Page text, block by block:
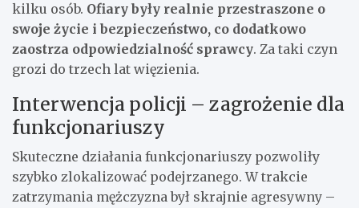
kilku osób. Ofiary były realnie przestraszone o
swoje życie i bezpieczeństwo, co dodatkowo
zaostrza odpowiedzialność sprawcy. Za taki czyn
grozi do trzech lat więzienia.
Interwencja policji – zagrożenie dla
funkcjonariuszy
Skuteczne działania funkcjonariuszy pozwoliły
szybko zlokalizować podejrzanego. W trakcie
zatrzymania mężczyzna był skrajnie agresywny –